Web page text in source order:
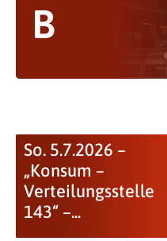
B
So. 5.7.2026 –
„Konsum –
Verteilungsstelle
143“ –...